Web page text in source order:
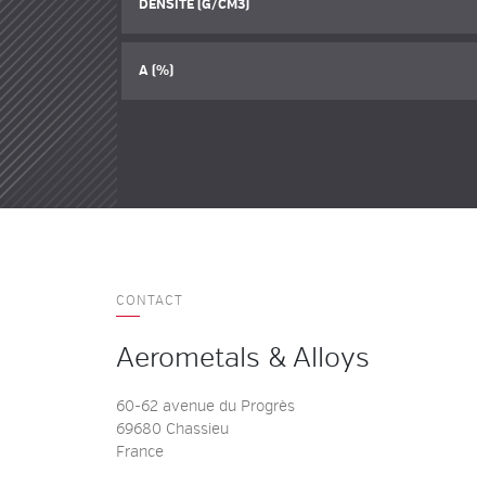
DENSITÉ (G/CM3)
A (%)
CONTACT
Aerometals & Alloys
60-62 avenue du Progrès
69680 Chassieu
France